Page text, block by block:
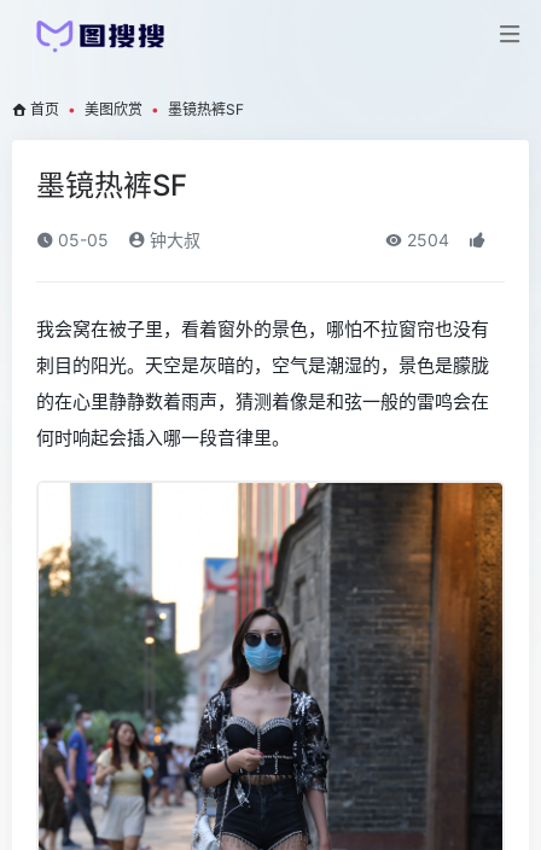
首页 • 美图欣赏 • 墨镜热裤SF
墨镜热裤SF
05-05 钟大叔 2504
我会窝在被子里，看着窗外的景色，哪怕不拉窗帘也没有
刺目的阳光。天空是灰暗的，空气是潮湿的，景色是朦胧
的在心里静静数着雨声，猜测着像是和弦一般的雷鸣会在
何时响起会插入哪一段音律里。